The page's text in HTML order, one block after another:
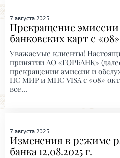
7 августа 2025
Прекращение
банковских карт с
Уважаемые клиенты!
принятии АО «ГОРБАНК»
прекращении эмиссии и
ПС МИР и МПС VISA с «08»
все...
7 августа 2025
Изменения в режиме
банка 12.08.2025 г.